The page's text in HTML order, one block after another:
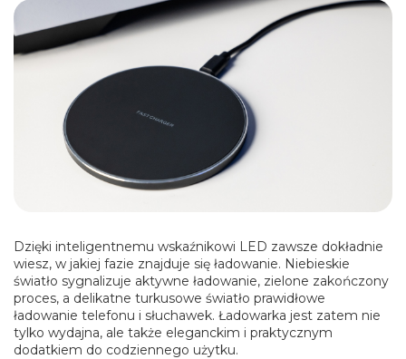
Dzięki inteligentnemu wskaźnikowi LED zawsze dokładnie
wiesz, w jakiej fazie znajduje się ładowanie. Niebieskie
światło sygnalizuje aktywne ładowanie, zielone zakończony
proces, a delikatne turkusowe światło prawidłowe
ładowanie telefonu i słuchawek. Ładowarka jest zatem nie
tylko wydajna, ale także eleganckim i praktycznym
dodatkiem do codziennego użytku.